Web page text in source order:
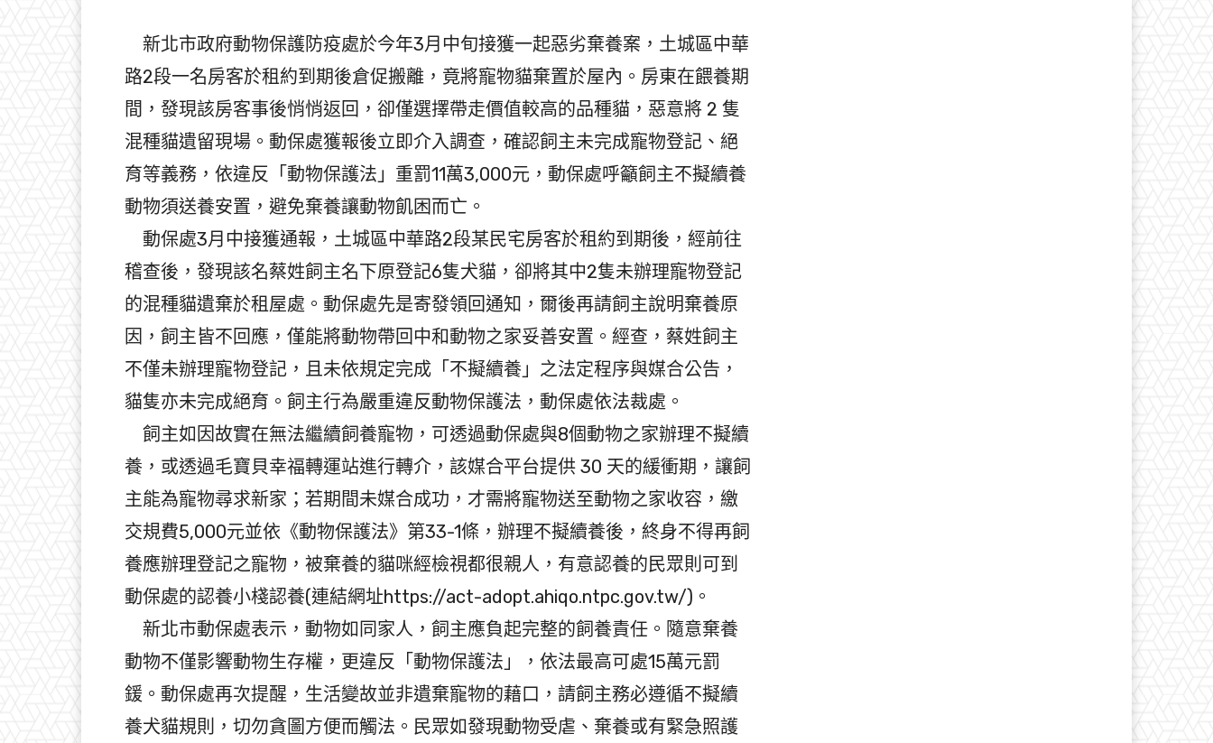
新北市政府動物保護防疫處於今年3月中旬接獲一起惡劣棄養案，土城區中華
路2段一名房客於租約到期後倉促搬離，竟將寵物貓棄置於屋內。房東在餵養期
間，發現該房客事後悄悄返回，卻僅選擇帶走價值較高的品種貓，惡意將 2 隻
混種貓遺留現場。動保處獲報後立即介入調查，確認飼主未完成寵物登記、絕
育等義務，依違反「動物保護法」重罰11萬3,000元，動保處呼籲飼主不擬續養
動物須送養安置，避免棄養讓動物飢困而亡。
動保處3月中接獲通報，土城區中華路2段某民宅房客於租約到期後，經前往
稽查後，發現該名蔡姓飼主名下原登記6隻犬貓，卻將其中2隻未辦理寵物登記
的混種貓遺棄於租屋處。動保處先是寄發領回通知，爾後再請飼主說明棄養原
因，飼主皆不回應，僅能將動物帶回中和動物之家妥善安置。經查，蔡姓飼主
不僅未辦理寵物登記，且未依規定完成「不擬續養」之法定程序與媒合公告，
貓隻亦未完成絕育。飼主行為嚴重違反動物保護法，動保處依法裁處。
飼主如因故實在無法繼續飼養寵物，可透過動保處與8個動物之家辦理不擬續
養，或透過毛寶貝幸福轉運站進行轉介，該媒合平台提供 30 天的緩衝期，讓飼
主能為寵物尋求新家；若期間未媒合成功，才需將寵物送至動物之家收容，繳
交規費5,000元並依《動物保護法》第33-1條，辦理不擬續養後，終身不得再飼
養應辦理登記之寵物，被棄養的貓咪經檢視都很親人，有意認養的民眾則可到
動保處的認養小棧認養(連結網址https://act-adopt.ahiqo.ntpc.gov.tw/)。
新北市動保處表示，動物如同家人，飼主應負起完整的飼養責任。隨意棄養
動物不僅影響動物生存權，更違反「動物保護法」，依法最高可處15萬元罰
鍰。動保處再次提醒，生活變故並非遺棄寵物的藉口，請飼主務必遵循不擬續
養犬貓規則，切勿貪圖方便而觸法。民眾如發現動物受虐、棄養或有緊急照護